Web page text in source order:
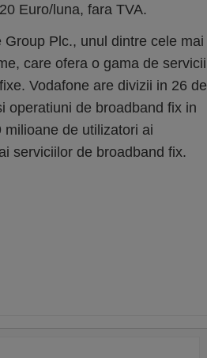
Euro/luna, fara TVA.
Plc., unul dintre cele mai
care ofera o gama de servicii
Vodafone are divizii in 26 de
operatiuni de broadband fix in
de utilizatori ai
serviciilor de broadband fix.